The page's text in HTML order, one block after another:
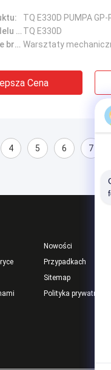
Dotyczy modelu maszyny:: TQ E330D
Obowiązujące branże::
Cena
4 5 6 7
Nowości
Przypadkach
Sitemap
Polityka prywatności